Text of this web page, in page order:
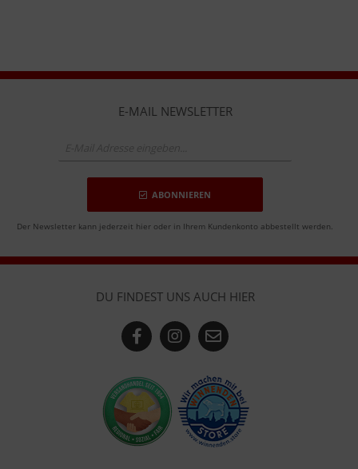
E-MAIL NEWSLETTER
ABONNIEREN
Der Newsletter kann jederzeit hier oder in Ihrem Kundenkonto abbestellt werden.
DU FINDEST UNS AUCH HIER